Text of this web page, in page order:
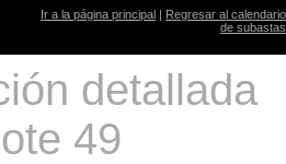
Ir a la página principal | Regresar al calendario
de subastas
detallada
49